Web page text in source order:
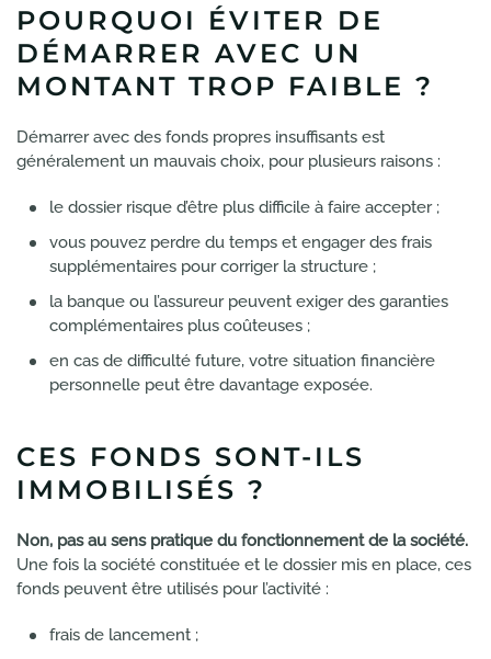
POURQUOI ÉVITER DE
DÉMARRER AVEC UN
MONTANT TROP FAIBLE ?
Démarrer avec des fonds propres insuffisants est
généralement un mauvais choix, pour plusieurs raisons :
le dossier risque d’être plus difficile à faire accepter ;
vous pouvez perdre du temps et engager des frais
supplémentaires pour corriger la structure ;
la banque ou l’assureur peuvent exiger des garanties
complémentaires plus coûteuses ;
en cas de difficulté future, votre situation financière
personnelle peut être davantage exposée.
CES FONDS SONT-ILS
IMMOBILISÉS ?
Non, pas au sens pratique du fonctionnement de la société.
Une fois la société constituée et le dossier mis en place, ces
fonds peuvent être utilisés pour l’activité :
frais de lancement ;